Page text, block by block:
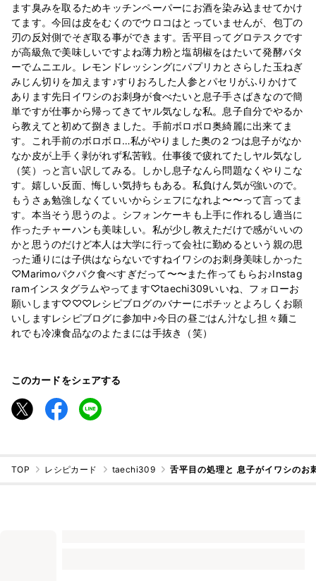
ます臭みを取るためキッチンペーパーにお酒を染み込ませてかけ
てます。今回は皮をむくのでウロコはとっていませんが、包丁の
刃の反対側でそぎ取る事ができます。舌平目ってグロテスクです
が高級魚で美味しいですよね薄力粉と塩胡椒をはたいて発酵バタ
ーでムニエル。レモンドレッシングにパプリカとさらした玉ねぎ
みじん切りを加えます♪すりおろした人参とパセリがふりかけて
あります先日イワシのお刺身が食べたいと息子手さばきなので簡
単ですが仕事から帰ってきてヤル気なしな私。息子自分でやるか
ら教えてと初めて捌きました。手前ボロボロ奥綺麗に出来てま
す。これ手前のボロボロ…私がやりました奥の２つは息子がなか
なか皮が上手く剥がれず私苦戦。仕事後で疲れてたしヤル気なし
（笑）っと言い訳してみる。しかし息子なんら問題なくやりこな
す。嬉しい反面、悔しい気持ちもある。私負けん気が強いので。
もうさぁ勉強しなくていいからシェフになれよ〜〜って言ってま
す。本当そう思うのよ。シフォンケーキも上手に作れるし適当に
作ったチャーハンも美味しい。私が少し教えただけで感がいいの
かと思うのだけど本人は大学に行って会社に勤めるという親の思
った通りには子供はならないですねイワシのお刺身美味しかった
♡Marimoパクパク食べすぎだって〜〜また作ってもらお♪Instag
ramインスタグラムやってます♡taechi309いいね、フォローお
願いします♡♡♡レシピブログのバナーにポチッとよろしくお願
いしますレシピブログに参加中♪今日の昼ごはん汁なし担々麺こ
れでも冷凍食品なのよたまには手抜き（笑）
このカードをシェアする
TOP レシピカード taechi309 舌平目の処理と 息子がイワシのお